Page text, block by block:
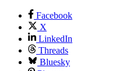
Facebook
X
LinkedIn
Threads
Bluesky